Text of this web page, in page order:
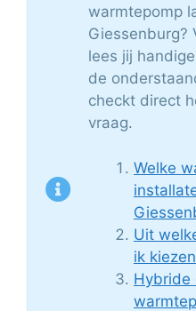
warmtepomp
Giessenburg?
lees jij
de
checkt direct
vraag.
Welke
Uit
ik
Hybride